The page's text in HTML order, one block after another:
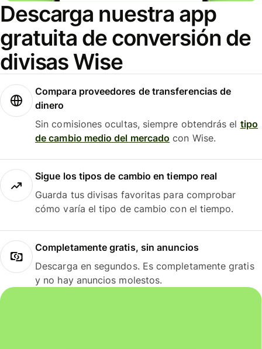
Descarga nuestra app
gratuita de conversión de
divisas Wise
Compara proveedores de transferencias de
dinero
Sin comisiones ocultas, siempre obtendrás el tipo
de cambio medio del mercado con Wise.
Sigue los tipos de cambio en tiempo real
Guarda tus divisas favoritas para comprobar
cómo varía el tipo de cambio con el tiempo.
Completamente gratis, sin anuncios
Descarga en segundos. Es completamente gratis
y no hay anuncios molestos.